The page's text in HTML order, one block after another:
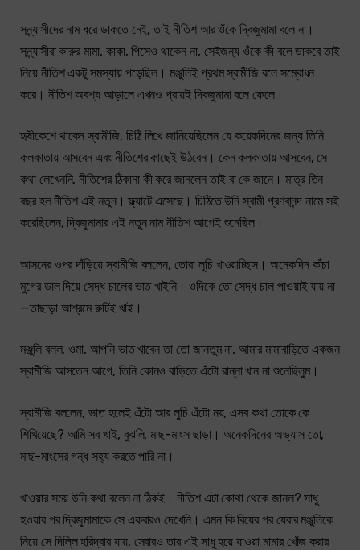
সন্ন্যাসীদের নাম ধরে ডাকতে নেই, তাই নীতিশ আর ওঁকে দ্বিজুমামা বলে না।
সন্ন্যাসীরা কারুর মামা, কাকা, পিসেও থাকেন না, সেইজন্য ওঁকে কী বলে ডাকবে তাই
নিয়ে নীতিশ একটু সমস্যায় পড়েছিল। মঞ্জুলিই প্রথম স্বামীজি বলে সম্বোধন
করে। নীতিশ অবশ্য আড়ালে এখনও প্রায়ই দ্বিজুমামা বলে ফেলে।
হৃষীকেশে থাকেন স্বামীজি, চিঠি লিখে জানিয়েছিলেন যে কয়েকদিনের জন্য তিনি
কলকাতায় আসবেন এবং নীতিশের কাছেই উঠবেন। কেন কলকাতায় আসবেন, সে
কথা লেখেননি, নীতিশের ঠিকানা কী করে জানলেন তাই বা কে জানে। মাত্র তিন
বছর হল নীতিশ এই নতুন। ফ্ল্যাটে এসেছে। চিঠিতে উনি স্বামী প্রণবানন্দ নামে সই
করেছিলেন, দ্বিজুমামার এই নতুন নাম নীতিশ আগেই শুনেছিল।
আসনের ওপর দাঁড়িয়ে স্বামীজি বললেন, তোরা লুচি খাওয়াচ্ছিস। অনেকদিন কাঁচা
মুগের ডাল দিয়ে সেদ্ধ চালের ভাত খাইনি। ওদিকে তো সেদ্ধ চাল পাওয়াই যায় না
—তাছাড়া আশ্রমে রুটিই খাই।
মঞ্জুলি বলল, ওমা, আপনি ভাত খাবেন তা তো জানতুম না, আমার মামাবাড়িতে একজন
স্বামীজি আসতেন আগে, তিনি কোনও বাড়িতে এঁটো রান্না খান না শুনেছিলুম।
স্বামীজি বললেন, ভাত হলেই এঁটো আর লুচি এঁটো নয়, এসব কথা তোকে কে
শিখিয়েছে? আমি সব খাই, বুঝলি, মাছ-মাংস ছাড়া। অনেকদিনের অভ্যাস তো,
মাছ-মাংসের গন্ধ সহ্য করতে পারি না।
খাওয়ার সময় উনি কথা বলেন না ঠিকই। নীতিশ এটা কোথা থেকে জানল? সাধু
হওয়ার পর দ্বিজুমামাকে সে একবারও দেখেনি। এমন কি বিয়ের পর যেবার মঞ্জুলিকে
নিয়ে সে দিল্লি হরিদ্বার যায়, সেবারও তার এই সাধু হয়ে যাওয়া মামার খোঁজ করার